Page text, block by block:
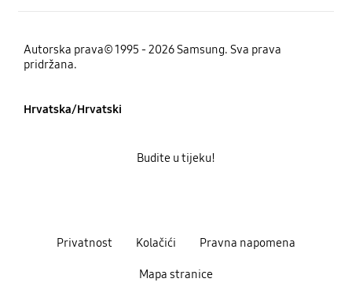
Autorska prava© 1995 - 2026 Samsung. Sva prava
pridržana.
Hrvatska/Hrvatski
Privatnost Kolačići Pravna napomena
Mapa stranice
Budite u tijeku!